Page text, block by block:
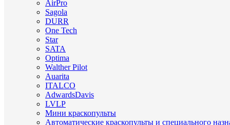
AirPro
Sagola
DURR
One Tech
Star
SATA
Optima
Walther Pilot
Auarita
ITALCO
AdwardsDavis
LVLP
Мини краскопульты
Автоматические краскопульты и специального